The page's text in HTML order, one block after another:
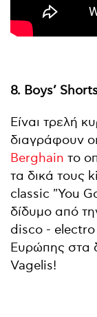
8. Boys’
Είναι τρελή
διαγράφουν
Berghain το
τα δικά τους
classic "You
δίδυμο από
disco -
Ευρώπης στα
Vagelis!